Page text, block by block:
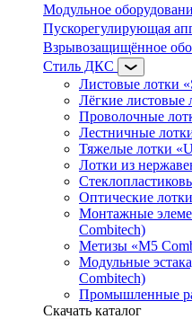
Модульное
Пускорегулирующая
Взрывозащищённое
Стиль ДКС
Листовые лотки
Лёгкие листовые
Проволочные
Лестничные
Тяжелые лотки
Лотки из
Оптические
Монтажные
Combitech)
Метизы «M5
Модульные
Combitech)
Промышленные
Скачать каталог